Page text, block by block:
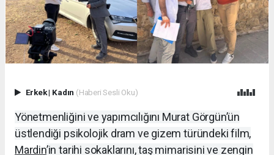
Erkek| Kadın (Haberi Sesli Oku)
Yönetmenliğini ve yapımcılığını Murat Görgün’ün
üstlendiği psikolojik dram ve gizem türündeki film,
Mardin’in tarihi sokaklarını, taş mimarisini ve zengin